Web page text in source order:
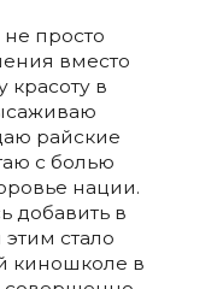
не просто
вместо
в
райские
с болью
нации.
добавить в
стало
киношколе в